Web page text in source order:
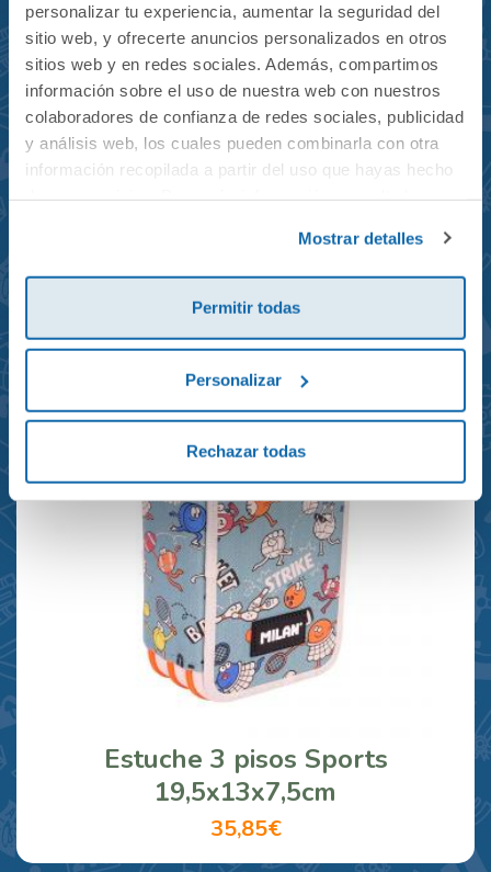
personalizar tu experiencia, aumentar la seguridad del
sitio web, y ofrecerte anuncios personalizados en otros
sitios web y en redes sociales. Además, compartimos
información sobre el uso de nuestra web con nuestros
colaboradores de confianza de redes sociales, publicidad
y análisis web, los cuales pueden combinarla con otra
información recopilada a partir del uso que hayas hecho
Mostrar detalles
Permitir todas
Personalizar
Rechazar todas
reciclada 21x10x28cm
23,95€
Estuche 3 pisos Sports
19,5x13x7,5cm
35,85€